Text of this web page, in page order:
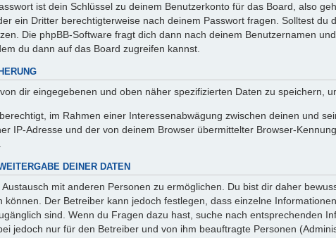
ist dein Schlüssel zu deinem Benutzerkonto für das Board, also
ein Dritter berechtigterweise nach deinem Passwort fragen. Solltest
Die phpBB-Software fragt dich dann nach deinem Benutzernamen
du dann auf das Board zugreifen kannst.
dir eingegebenen und oben näher spezifizierten Daten zu speichern,
im Rahmen einer Interessenabwägung zwischen deinen und
IP-Adresse und der von deinem Browser übermittelter Browser-
DEINER DATEN
mit anderen Personen zu ermöglichen. Du bist dir daher
können. Der Betreiber kann jedoch festlegen, dass einzelne
sind. Wenn du Fragen dazu hast, suche nach entsprechenden
jedoch nur für den Betreiber und von ihm beauftragte Personen